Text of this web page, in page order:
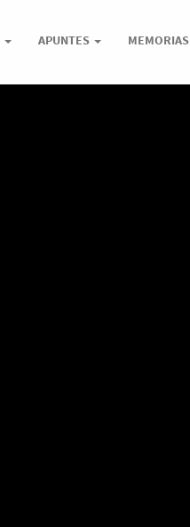
APUNTES MEMORIAS